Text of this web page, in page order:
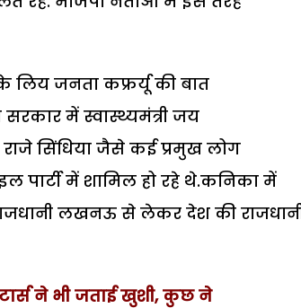
लिय जनता कफ्रर्यू की बात
में स्वास्थ्यमंत्री जय
राजे सिंधिया जैसे कई प्रमुख लोग
में शामिल हो रहे थे.कनिका में
लखनऊ से लेकर देश की
ने भी जताई खुशी, कुछ ने